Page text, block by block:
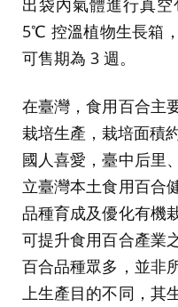
5℃ 控溫植物生長箱
可售期為 3 週。
在臺灣，食用百合主
栽培生產，栽培面積
國人喜愛，臺中后里
立臺灣本土食用百合
品種育成及優化有機
可提升食用百合產業
百合品種眾多，並非
上生產目的不同，其